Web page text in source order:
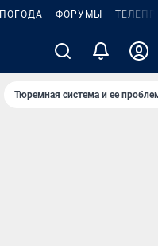
ПОГОДА ФОРУМЫ
Тюремная система и ее